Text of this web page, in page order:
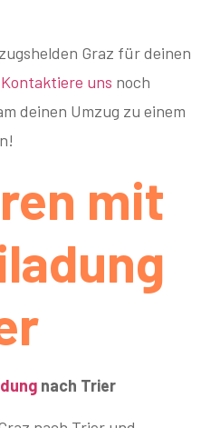
Graz für deinen
Kontaktiere uns noch
deinen Umzug zu einem
mit
nach Trier